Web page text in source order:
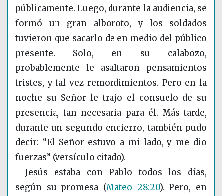
públicamente. Luego, durante la audiencia, se
formó un gran alboroto, y los soldados
tuvieron que sacarlo de en medio del público
presente. Solo, en su calabozo,
probablemente le asaltaron pensamientos
tristes, y tal vez remordimientos. Pero en la
noche su Señor le trajo el consuelo de su
presencia, tan necesaria para él. Más tarde,
durante un segundo encierro, también pudo
decir: “El Señor estuvo a mi lado, y me dio
fuerzas” (versículo citado).
Jesús estaba con Pablo todos los días,
según su promesa (Mateo 28:20). Pero, en